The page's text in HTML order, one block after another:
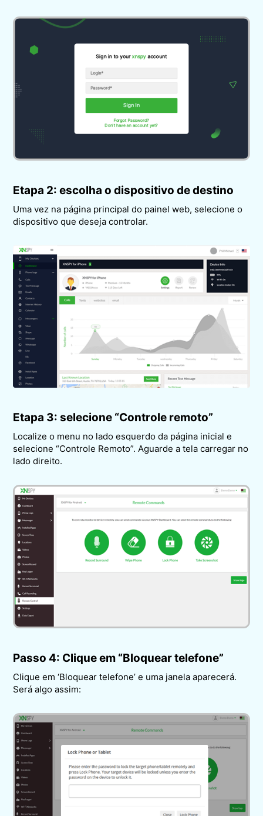
Etapa 2: escolha o dispositivo de destino
Uma vez na página principal do painel web, selecione o
dispositivo que deseja controlar.
Etapa 3: selecione “Controle remoto”
Localize o menu no lado esquerdo da página inicial e
selecione “Controle Remoto”. Aguarde a tela carregar no
lado direito.
Passo 4: Clique em “Bloquear telefone”
Clique em ‘Bloquear telefone’ e uma janela aparecerá.
Será algo assim: